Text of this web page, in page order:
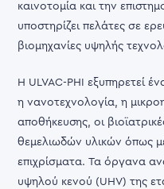
καινοτομία και την
υποστηρίζει πελάτες σε
βιομηχανίες υψηλής
Η ULVAC-PHI εξυπηρετεί
η νανοτεχνολογία, η
αποθήκευσης, οι
θεμελιωδών υλικών όπως
επιχρίσματα. Τα όργανα
υψηλού κενού (UHV) της